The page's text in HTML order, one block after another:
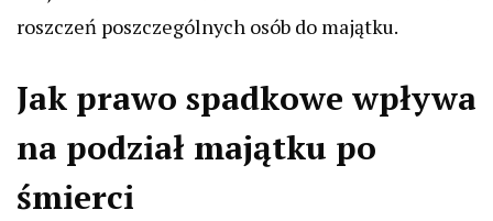
roszczeń poszczególnych osób do majątku.
Jak prawo spadkowe wpływa
na podział majątku po
śmierci